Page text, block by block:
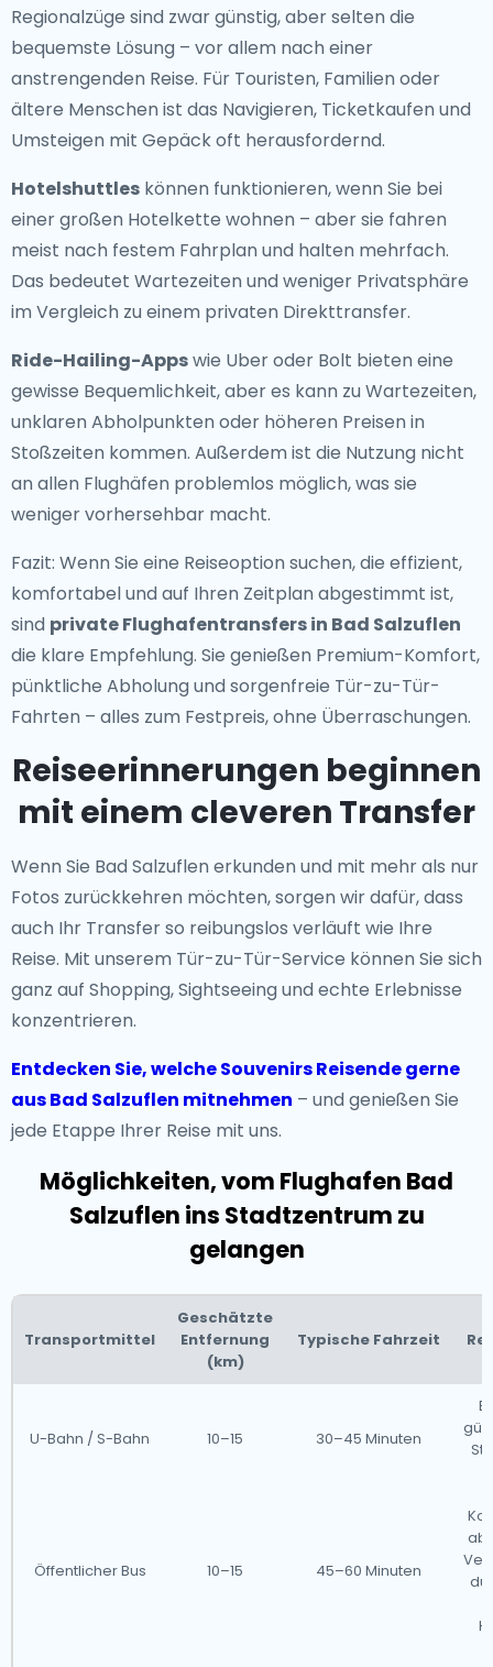
Regionalzüge sind zwar günstig, aber selten die
bequemste Lösung – vor allem nach einer
anstrengenden Reise. Für Touristen, Familien oder
ältere Menschen ist das Navigieren, Ticketkaufen und
Umsteigen mit Gepäck oft herausfordernd.
Hotelshuttles können funktionieren, wenn Sie bei
einer großen Hotelkette wohnen – aber sie fahren
meist nach festem Fahrplan und halten mehrfach.
Das bedeutet Wartezeiten und weniger Privatsphäre
im Vergleich zu einem privaten Direkttransfer.
Ride-Hailing-Appswie Uber oder Bolt bieten eine
gewisse Bequemlichkeit, aber es kann zu Wartezeiten,
unklaren Abholpunkten oder höheren Preisen in
Stoßzeiten kommen. Außerdem ist die Nutzung nicht
an allen Flughäfen problemlos möglich, was sie
weniger vorhersehbar macht.
Fazit: Wenn Sie eine Reiseoption suchen, die effizient,
komfortabel und auf Ihren Zeitplan abgestimmt ist,
sind private Flughafentransfers in Bad Salzuflen
die klare Empfehlung. Sie genießen Premium-Komfort,
pünktliche Abholung und sorgenfreie Tür-zu-Tür-
Fahrten – alles zum Festpreis, ohne Überraschungen.
Reiseerinnerungen beginnen
mit einem cleveren Transfer
Wenn Sie Bad Salzuflen erkunden und mit mehr als nur
Fotos zurückkehren möchten, sorgen wir dafür, dass
auch Ihr Transfer so reibungslos verläuft wie Ihre
Reise. Mit unserem Tür-zu-Tür-Service können Sie sich
ganz auf Shopping, Sightseeing und echte Erlebnisse
konzentrieren.
Entdecken Sie, welche Souvenirs Reisende gerne
aus Bad Salzuflen mitnehmen – und genießen Sie
jede Etappe Ihrer Reise mit uns.
Möglichkeiten, vom Flughafen Bad
Salzuflen ins Stadtzentrum zu
gelangen
Transportmittel
Geschätzte
Entfernung
(km)
Typische Fahrzeit
U-Bahn / S-Bahn 10–15 30–45 Minuten
Öffentlicher Bus 10–15 45–60 Minuten